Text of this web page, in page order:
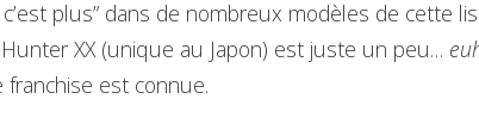
plus” dans de nombreux modèles de cette
XX (unique au Japon) est juste un peu…
est connue.